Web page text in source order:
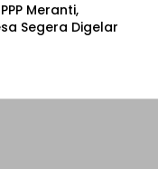
Meranti,
Segera Digelar